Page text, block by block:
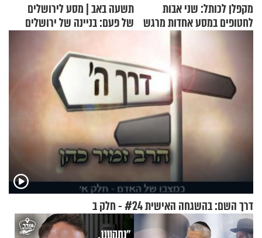
מקפלן לכותל: שני אבות
לחטופים במסע אחדות מרגש
תשעה באב | מסע לירושלים
של פעם: בניינה של ירושלים
דרך השם: בהשגחה האישית #24 - חלק ב